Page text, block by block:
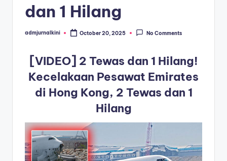
dan 1 Hilang
Posted
admjurnalkini October 20, 2025 No Comments
[VIDEO] 2 Tewas dan 1 Hilang!
Kecelakaan Pesawat Emirates
di Hong Kong, 2 Tewas dan 1
Hilang